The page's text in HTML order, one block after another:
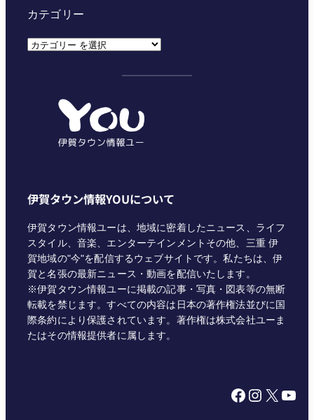
カテゴリー
カ
伊賀タウン情報YOUについて
伊賀タウン情報ユーは、地域に密着したニュース、ライフ
スタイル、音楽、エンターテインメントその他、三重 伊
賀地域の"今"を配信するウェブサイトです。私たちは、伊
賀と名張の最新ニュース・動画を配信いたします。
※伊賀タウン情報ユーに掲載の記事・写真・図表等の無断
転載を禁じます。すべての内容は日本の著作権法並びに国
際条約により保護されています。著作権は株式会社ユーま
たはその情報提供者に属します。
Facebook Instagram X YouTube